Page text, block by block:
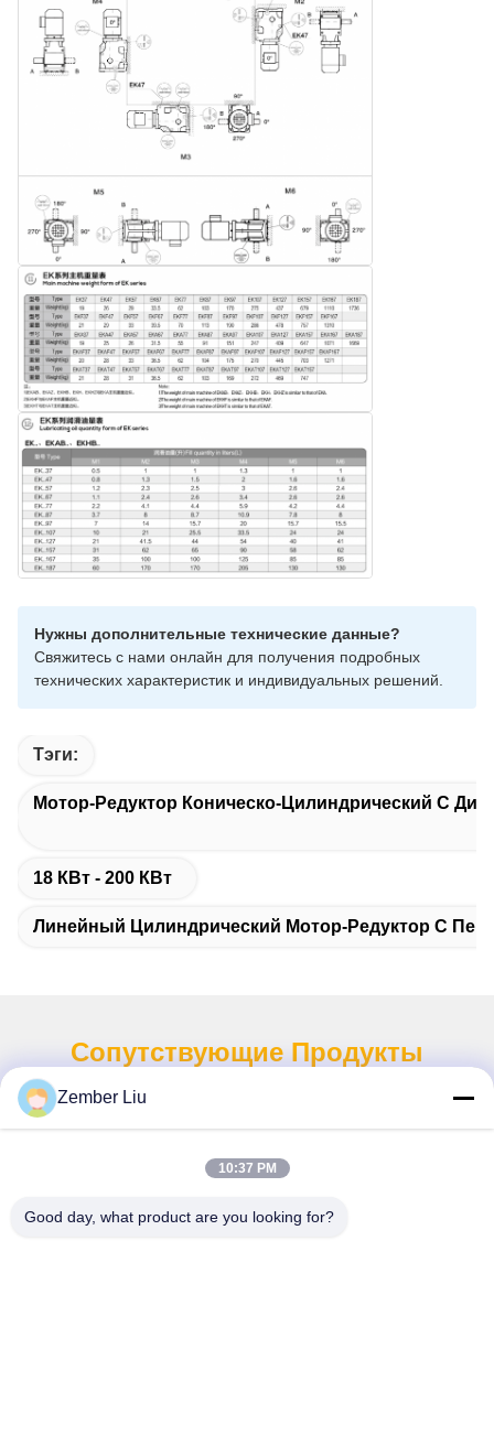
Нужны дополнительные технические данные?
Свяжитесь с нами онлайн для получения подробных
технических характеристик и индивидуальных решений.
Тэги:
Мотор-Редуктор Коническо-Цилиндрический С
18 КВт - 200 КВт
Линейный Цилиндрический Мотор-Редуктор С
Сопутствующие Продукты
Zember Liu
10:37 PM
Good day, what product are you looking for?